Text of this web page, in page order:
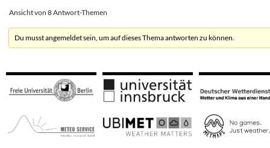
Ansicht von 8 Antwort-Themen
Du musst angemeldet sein, um auf dieses Thema antworten zu können.